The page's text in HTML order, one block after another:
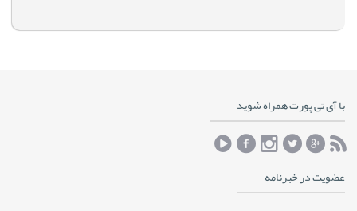
با آی تی پورت همراه شوید
عضویت در خبرنامه